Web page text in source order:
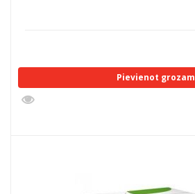
Pievienot grozam